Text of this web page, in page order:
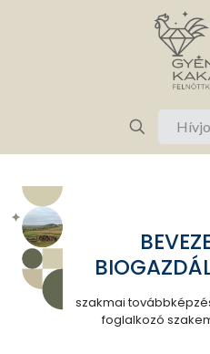
szakmai
foglalkozó